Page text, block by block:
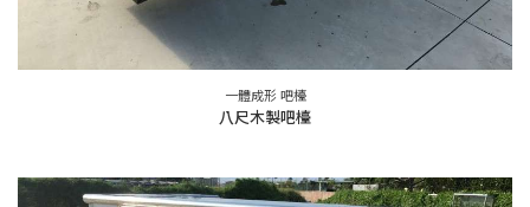
一體成形 吧檯
八尺木製吧檯